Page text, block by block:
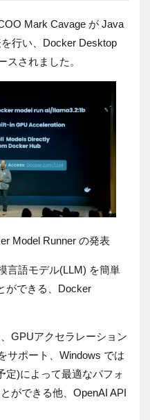
Mark Cavage が Java
行い、Docker Desktop
スされました。
Model Runner の発表
言語モデル(LLM) を簡単
ができる、Docker
GPUアクセラレーション
サポート、Windows では
定)によって最適なパフォ
ができる他、OpenAI API